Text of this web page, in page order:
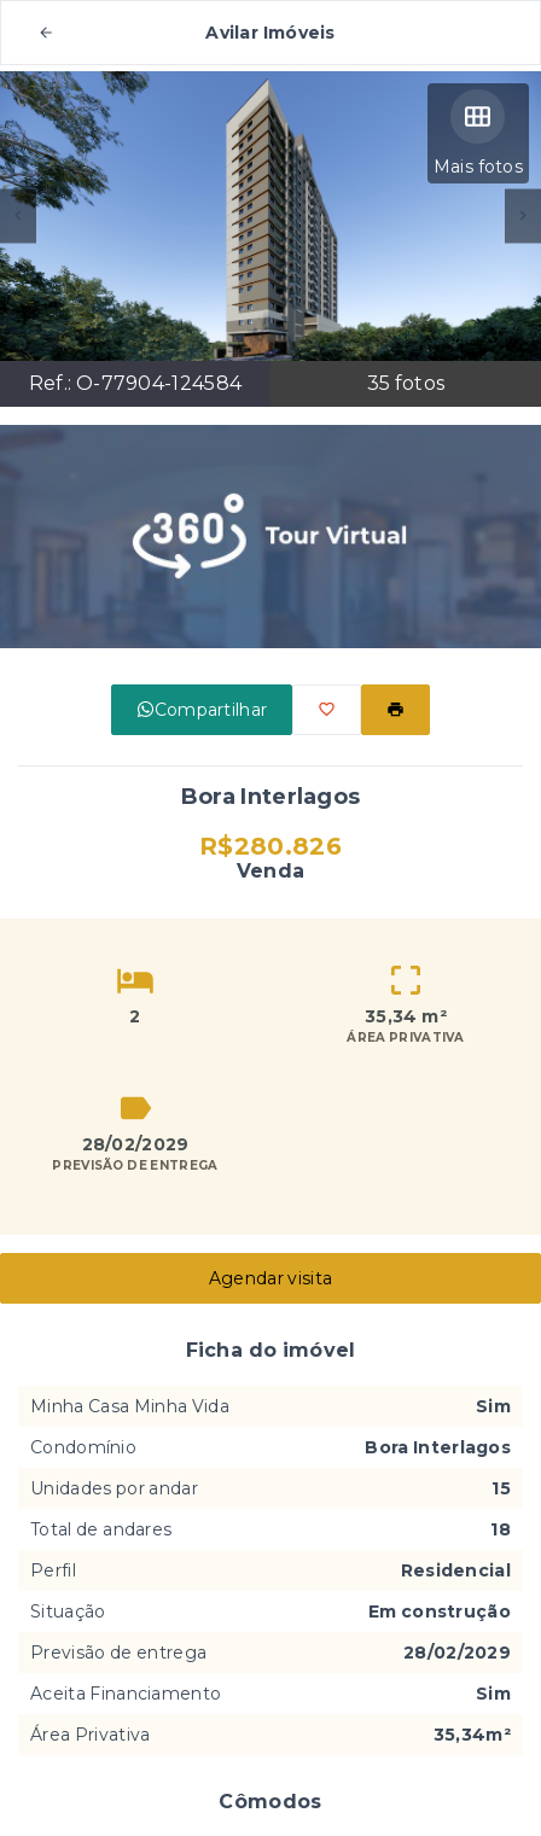
Avilar Imóveis
Mais fotos
Ref.: O-77904-124584 35 fotos
Compartilhar
Bora Interlagos
R$280.826
Venda
2 35,34 m²
ÁREA PRIVATIVA
28/02/2029
PREVISÃO DE ENTREGA
Cômodos
Agendar visita
Ficha do imóvel
Minha Casa Minha Vida
Sim
Condomínio
Bora Interlagos
Unidades por andar
15
Total de andares
18
Perfil
Residencial
Situação
Em construção
Previsão de entrega
28/02/2029
Aceita Financiamento
Sim
Área Privativa
35,34m²